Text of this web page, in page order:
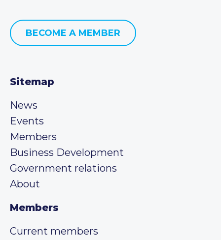
BECOME A MEMBER
Sitemap
News
Events
Members
Business Development
Government relations
About
Members
Current members